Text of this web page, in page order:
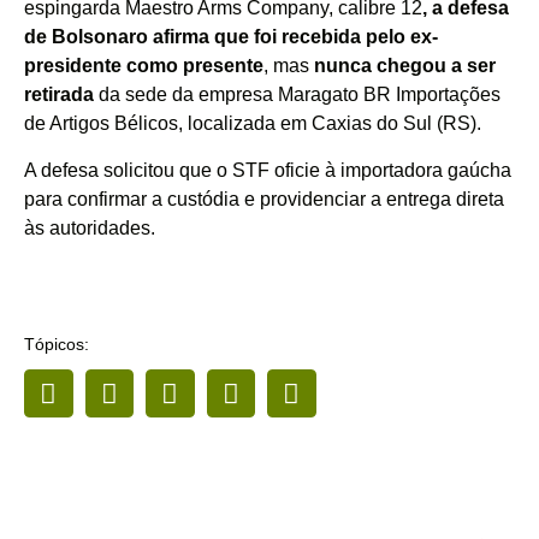
espingarda Maestro Arms Company, calibre 12, a defesa
de Bolsonaro afirma que foi recebida pelo ex-
presidente como presente, mas nunca chegou a ser
retirada da sede da empresa Maragato BR Importações
de Artigos Bélicos, localizada em Caxias do Sul (RS).
A defesa solicitou que o STF oficie à importadora gaúcha
para confirmar a custódia e providenciar a entrega direta
às autoridades.
Tópicos: